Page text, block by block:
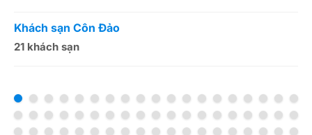
Khách sạn Côn Đảo
21 khách sạn